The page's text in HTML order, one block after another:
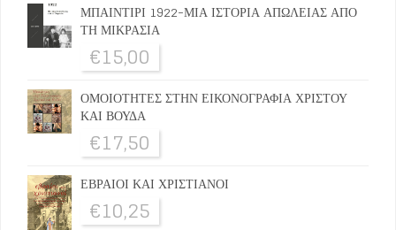
ΜΠΑΙΝΤΙΡΙ 1922-ΜΙΑ ΙΣΤΟΡΙΑ ΑΠΩΛΕΙΑΣ ΑΠΟ
ΤΗ ΜΙΚΡΑΣΙΑ
€15,00
ΟΜΟΙΟΤΗΤΕΣ ΣΤΗΝ ΕΙΚΟΝΟΓΡΑΦΙΑ ΧΡΙΣΤΟΥ
ΚΑΙ ΒΟΥΔΑ
€17,50
ΕΒΡΑΙΟΙ ΚΑΙ ΧΡΙΣΤΙΑΝΟΙ
€10,25